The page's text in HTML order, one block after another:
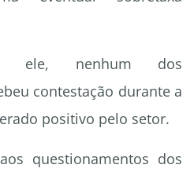
ele, nenhum dos
contestação durante a
positivo pelo setor.
questionamentos dos